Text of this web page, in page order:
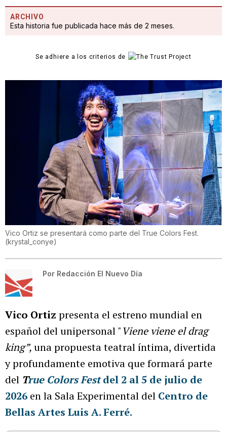
ARCHIVO
Esta historia fue publicada hace más de 2 meses.
Se adhiere a los criterios de
Vico Ortiz se presentará como parte del True Colors Fest.
(krystal_conye)
Por Redacción El Nuevo Día
Vico Ortiz presenta el estreno mundial en
español del unipersonal "Viene viene el drag
king”, una propuesta teatral íntima, divertida
y profundamente emotiva que formará parte
del True Colors Festdel 2 al 5 de julio de
2026 en la Sala Experimental del Centro de
Bellas Artes Luis A. Ferré.